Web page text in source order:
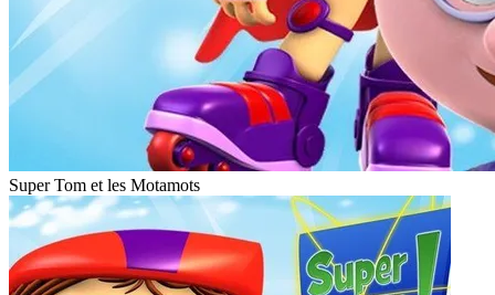
Super Tom et les Motamots